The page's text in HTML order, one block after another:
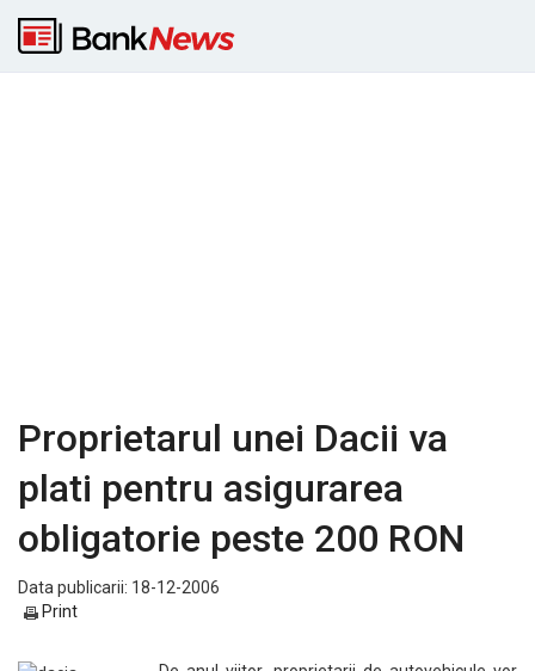
Proprietarul unei Dacii va
plati pentru asigurarea
obligatorie peste 200 RON
Data publicarii: 18-12-2006
Print